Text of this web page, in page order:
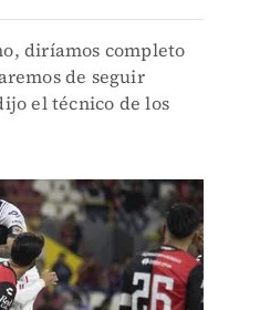
diríamos completo
de seguir
el técnico de los